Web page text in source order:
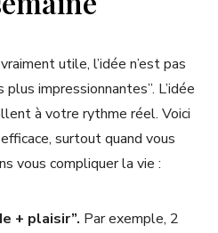
utile, l’idée n’est pas
impressionnantes”. L’idée
à votre rythme réel. Voici
surtout quand vous
vous compliquer la vie :
+ plaisir”. Par exemple, 2